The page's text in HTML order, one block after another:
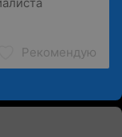
Рекомендую